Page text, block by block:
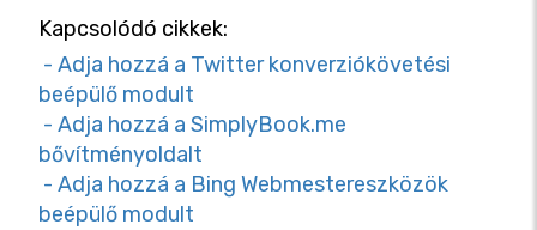
Kapcsolódó cikkek:
- Adja hozzá a Twitter konverziókövetési
beépülő modult
- Adja hozzá a SimplyBook.me
bővítményoldalt
- Adja hozzá a Bing Webmestereszközök
beépülő modult